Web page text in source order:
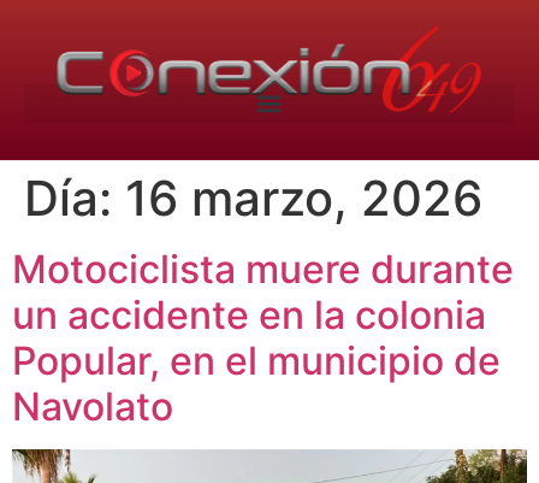
Día: 16 marzo, 2026
Motociclista muere durante
un accidente en la colonia
Popular, en el municipio de
Navolato